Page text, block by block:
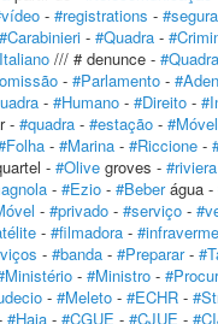
- #registrations -
#Carabinieri - #Quadra -
/// # denunce - #Quadra
- #Parlamento -
- #Humano - #Direito -
- #quadra - #estação - #Móvel
- #Marina - #Riccione -
- #Olive groves - #riviera
- #Ezio - #Beberágua -
- #privado - #serviço -
- #filmadora -
- #banda - #Preparar-
- #Ministro -
- #Meleto - #ECHR -
#Haia - #CGUE - #CJUE -